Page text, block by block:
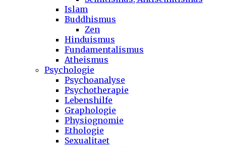
Islam
Buddhismus
Zen
Hinduismus
Fundamentalismus
Atheismus
Psychologie
Psychoanalyse
Psychotherapie
Lebenshilfe
Graphologie
Physiognomie
Ethologie
Sexualitaet